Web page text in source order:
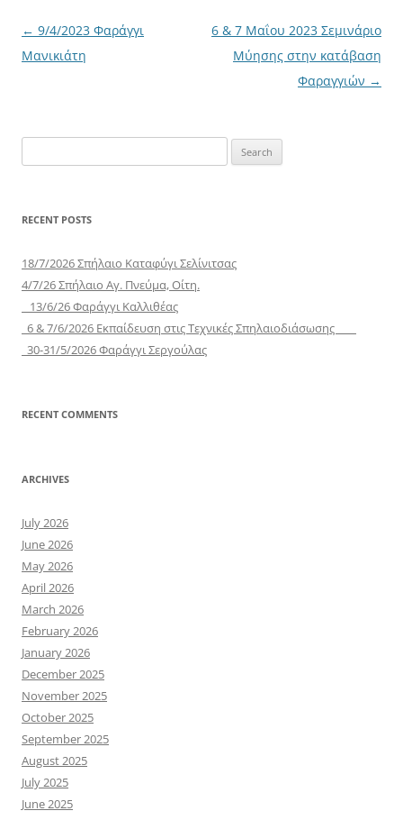
Post
navigation
← 9/4/2023 Φαράγγι
Μανικιάτη
6 & 7 Μαΐου 2023 Σεμινάριο
Μύησης στην κατάβαση
Φαραγγιών →
for:
RECENT POSTS
18/7/2026 Σπήλαιο Καταφύγι Σελίνιτσας
4/7/26 Σπήλαιο Αγ. Πνεύμα, Οίτη.
13/6/26 Φαράγγι Καλλιθέας
6 & 7/6/2026 Εκπαίδευση στις Τεχνικές Σπηλαιοδιάσωσης
30-31/5/2026 Φαράγγι Σεργούλας
RECENT COMMENTS
ARCHIVES
July 2026
June 2026
May 2026
April 2026
March 2026
February 2026
January 2026
December 2025
November 2025
October 2025
September 2025
August 2025
July 2025
June 2025